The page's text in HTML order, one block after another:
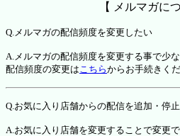
【 メルマガに
Q.メルマガの配信頻度を変更したい
A.メルマガの配信頻度を変更する事で少な
配信頻度の変更はこちらからお手続きくだ
Q.お気に入り店舗からの配信を追加・停
A.お気に入り店舗を変更することで変更で